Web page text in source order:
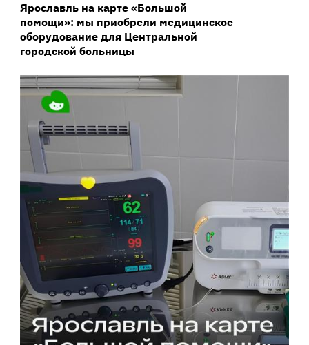
Ярославль на карте «Большой
помощи»: мы приобрели медицинское
оборудование для Центральной
городской больницы